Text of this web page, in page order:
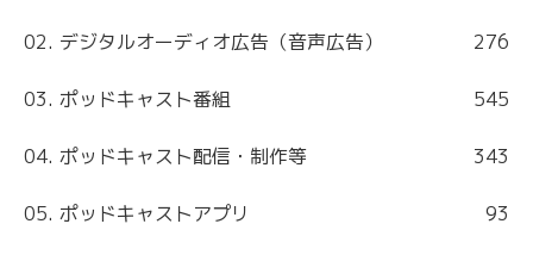
02. デジタルオーディオ広告（音声広告） 276
03. ポッドキャスト番組 545
04. ポッドキャスト配信・制作等 343
05. ポッドキャストアプリ 93